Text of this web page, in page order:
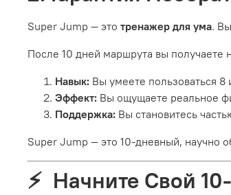
Super Jump — это тренажер для ума.
После 10 дней маршрута вы получаете
Навык: Вы умеете пользоваться 8
Эффект: Вы ощущаете реальное
Поддержка: Вы становитесь
Super Jump — это 10-дневный, научно
⚡️ Начните Свой